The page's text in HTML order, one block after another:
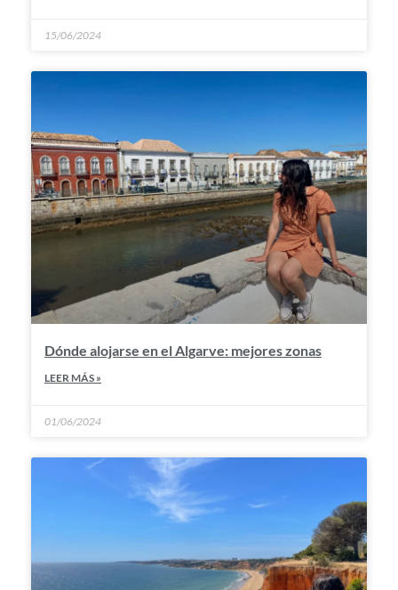
15/06/2024
Dónde alojarse en el Algarve: mejores zonas
LEER MÁS »
01/06/2024